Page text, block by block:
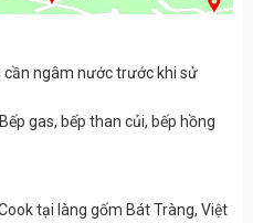
cần ngâm nước trước khi sử
gas, bếp than củi, bếp hồng
tại làng gốm Bát Tràng, Việt